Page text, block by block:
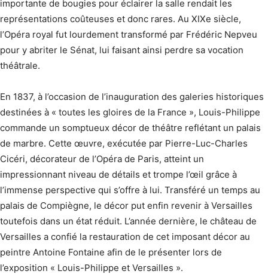
importante de bougies pour éclairer la salle rendait les
représentations coûteuses et donc rares. Au XIXe siècle,
l’Opéra royal fut lourdement transformé par Frédéric Nepveu
pour y abriter le Sénat, lui faisant ainsi perdre sa vocation
théâtrale.
En 1837, à l’occasion de l’inauguration des galeries historiques
destinées à « toutes les gloires de la France », Louis-Philippe
commande un somptueux décor de théâtre reflétant un palais
de marbre. Cette œuvre, exécutée par Pierre-Luc-Charles
Cicéri, décorateur de l’Opéra de Paris, atteint un
impressionnant niveau de détails et trompe l’œil grâce à
l’immense perspective qui s’offre à lui. Transféré un temps au
palais de Compiègne, le décor put enfin revenir à Versailles
toutefois dans un état réduit. L’année dernière, le château de
Versailles a confié la restauration de cet imposant décor au
peintre Antoine Fontaine afin de le présenter lors de
l’exposition « Louis-Philippe et Versailles ».